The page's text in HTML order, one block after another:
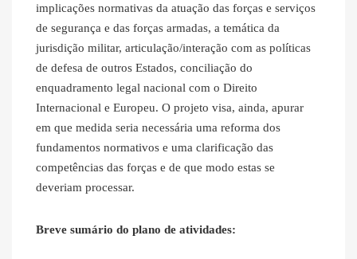
implicações normativas da atuação das forças e serviços
de segurança e das forças armadas, a temática da
jurisdição militar, articulação/interação com as políticas
de defesa de outros Estados, conciliação do
enquadramento legal nacional com o Direito
Internacional e Europeu. O projeto visa, ainda, apurar
em que medida seria necessária uma reforma dos
fundamentos normativos e uma clarificação das
competências das forças e de que modo estas se
deveriam processar.
Breve sumário do plano de atividades: